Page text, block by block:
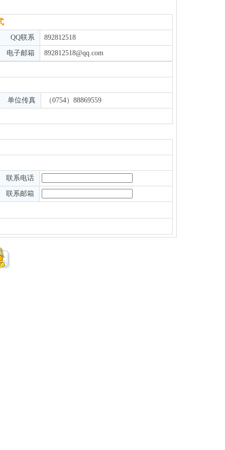
QQ联系 892812518
电子邮箱 892812518@qq.com
单位传真 （0754）88869559
联系电话
联系邮箱